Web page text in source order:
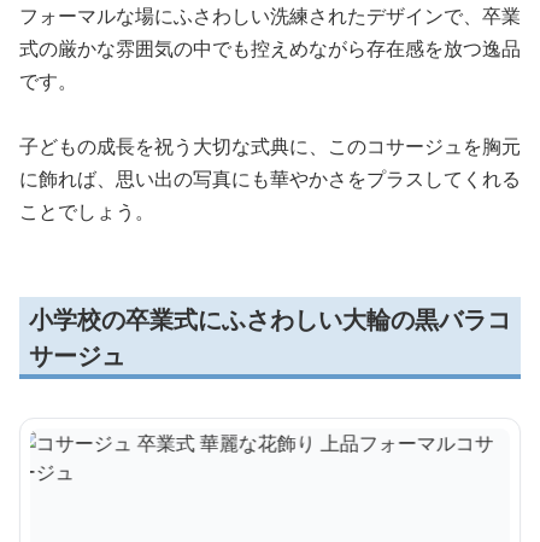
フォーマルな場にふさわしい洗練されたデザインで、卒業
式の厳かな雰囲気の中でも控えめながら存在感を放つ逸品
です。
子どもの成長を祝う大切な式典に、このコサージュを胸元
に飾れば、思い出の写真にも華やかさをプラスしてくれる
ことでしょう。
小学校の卒業式にふさわしい大輪の黒バラコ
サージュ